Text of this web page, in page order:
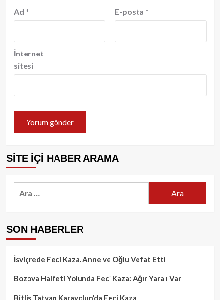
Ad * E-posta *
İnternet
sitesi
SİTE İÇİ HABER ARAMA
SON HABERLER
İsviçrede Feci Kaza. Anne ve Oğlu Vefat Etti
Bozova Halfeti Yolunda Feci Kaza: Ağır Yaralı Var
Bitlis Tatvan Karayolun’da Feci Kaza